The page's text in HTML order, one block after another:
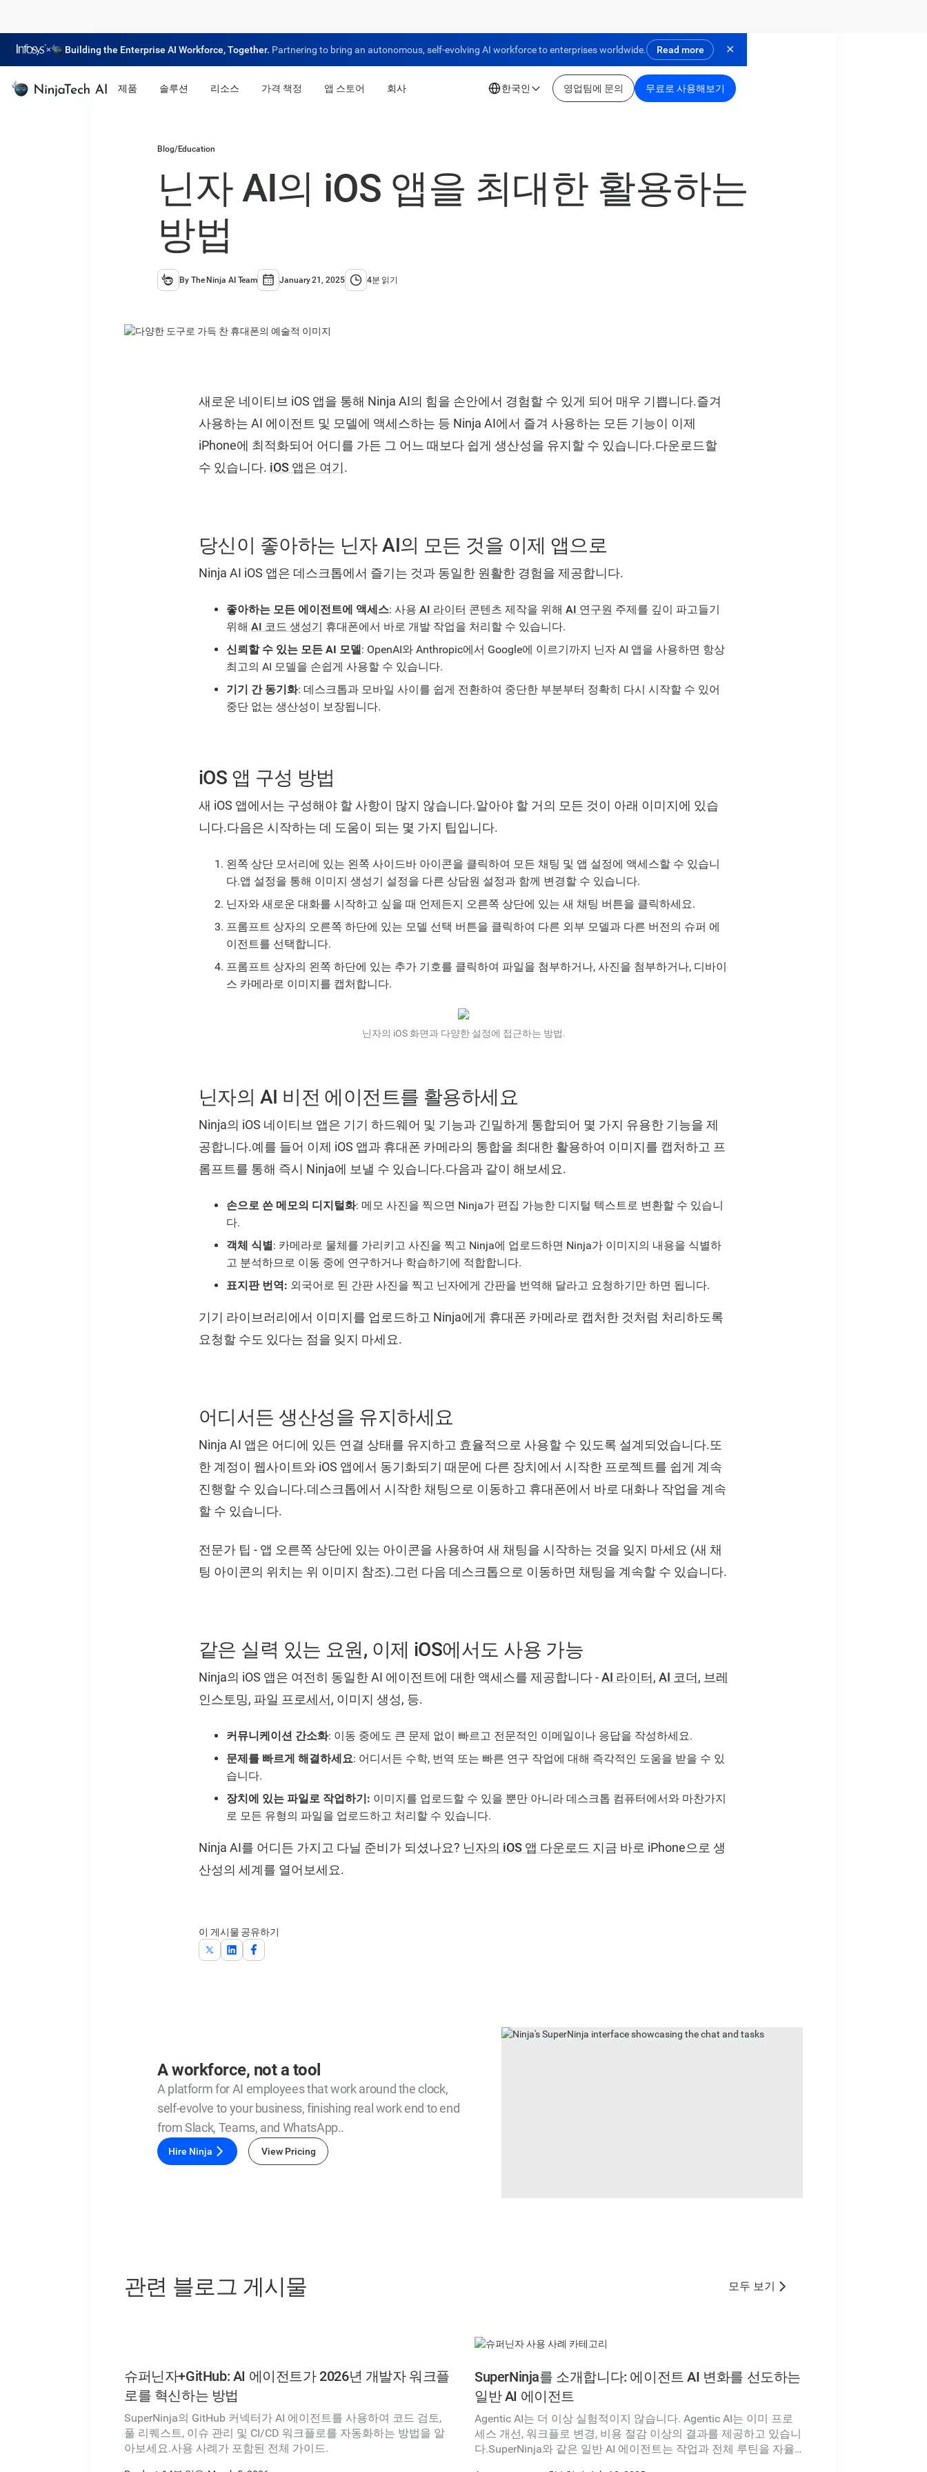
× Building the Enterprise AI Workforce, Together. Partnering to bring an autonomous, self-evolving AI workforce to enterprises worldwide. Read more ✕
제품 솔루션 리소스 가격 책정 앱 스토어 회사 한국인 영업팀에 문의 무료로 사용해보기
Blog/Education
닌자 AI의 iOS 앱을 최대한 활용하는
방법
By The Ninja AI Team January 21, 2025 4분 읽기
새로운 네이티브 iOS 앱을 통해 Ninja AI의 힘을 손안에서 경험할 수 있게 되어 매우 기쁩니다.즐겨
사용하는 AI 에이전트 및 모델에 액세스하는 등 Ninja AI에서 즐겨 사용하는 모든 기능이 이제
iPhone에 최적화되어 어디를 가든 그 어느 때보다 쉽게 생산성을 유지할 수 있습니다.다운로드할
수 있습니다. iOS 앱은 여기.
당신이 좋아하는 닌자 AI의 모든 것을 이제 앱으로
Ninja AI iOS 앱은 데스크톱에서 즐기는 것과 동일한 원활한 경험을 제공합니다.
좋아하는 모든 에이전트에 액세스: 사용 AI 라이터 콘텐츠 제작을 위해 AI 연구원 주제를 깊이 파고들기
위해 AI 코드 생성기 휴대폰에서 바로 개발 작업을 처리할 수 있습니다.
신뢰할 수 있는 모든 AI 모델: OpenAI와 Anthropic에서 Google에 이르기까지 닌자 AI 앱을 사용하면 항상
최고의 AI 모델을 손쉽게 사용할 수 있습니다.
기기 간 동기화: 데스크톱과 모바일 사이를 쉽게 전환하여 중단한 부분부터 정확히 다시 시작할 수 있어
중단 없는 생산성이 보장됩니다.
iOS 앱 구성 방법
새 iOS 앱에서는 구성해야 할 사항이 많지 않습니다.알아야 할 거의 모든 것이 아래 이미지에 있습
니다.다음은 시작하는 데 도움이 되는 몇 가지 팁입니다.
왼쪽 상단 모서리에 있는 왼쪽 사이드바 아이콘을 클릭하여 모든 채팅 및 앱 설정에 액세스할 수 있습니
다.앱 설정을 통해 이미지 생성기 설정을 다른 상담원 설정과 함께 변경할 수 있습니다.
닌자와 새로운 대화를 시작하고 싶을 때 언제든지 오른쪽 상단에 있는 새 채팅 버튼을 클릭하세요.
프롬프트 상자의 오른쪽 하단에 있는 모델 선택 버튼을 클릭하여 다른 외부 모델과 다른 버전의 슈퍼 에
이전트를 선택합니다.
프롬프트 상자의 왼쪽 하단에 있는 추가 기호를 클릭하여 파일을 첨부하거나, 사진을 첨부하거나, 디바이
스 카메라로 이미지를 캡처합니다.
닌자의 iOS 화면과 다양한 설정에 접근하는 방법.
닌자의 AI 비전 에이전트를 활용하세요
Ninja의 iOS 네이티브 앱은 기기 하드웨어 및 기능과 긴밀하게 통합되어 몇 가지 유용한 기능을 제
공합니다.예를 들어 이제 iOS 앱과 휴대폰 카메라의 통합을 최대한 활용하여 이미지를 캡처하고 프
롬프트를 통해 즉시 Ninja에 보낼 수 있습니다.다음과 같이 해보세요.
손으로 쓴 메모의 디지털화: 메모 사진을 찍으면 Ninja가 편집 가능한 디지털 텍스트로 변환할 수 있습니
다.
객체 식별: 카메라로 물체를 가리키고 사진을 찍고 Ninja에 업로드하면 Ninja가 이미지의 내용을 식별하
고 분석하므로 이동 중에 연구하거나 학습하기에 적합합니다.
표지판 번역: 외국어로 된 간판 사진을 찍고 닌자에게 간판을 번역해 달라고 요청하기만 하면 됩니다.
기기 라이브러리에서 이미지를 업로드하고 Ninja에게 휴대폰 카메라로 캡처한 것처럼 처리하도록
요청할 수도 있다는 점을 잊지 마세요.
어디서든 생산성을 유지하세요
Ninja AI 앱은 어디에 있든 연결 상태를 유지하고 효율적으로 사용할 수 있도록 설계되었습니다.또
한 계정이 웹사이트와 iOS 앱에서 동기화되기 때문에 다른 장치에서 시작한 프로젝트를 쉽게 계속
진행할 수 있습니다.데스크톱에서 시작한 채팅으로 이동하고 휴대폰에서 바로 대화나 작업을 계속
할 수 있습니다.
전문가 팁 - 앱 오른쪽 상단에 있는 아이콘을 사용하여 새 채팅을 시작하는 것을 잊지 마세요 (새 채
팅 아이콘의 위치는 위 이미지 참조).그런 다음 데스크톱으로 이동하면 채팅을 계속할 수 있습니다.
같은 실력 있는 요원, 이제 iOS에서도 사용 가능
Ninja의 iOS 앱은 여전히 동일한 AI 에이전트에 대한 액세스를 제공합니다 -AI 라이터, AI 코더, 브레
인스토밍, 파일 프로세서, 이미지 생성, 등.
커뮤니케이션 간소화: 이동 중에도 큰 문제 없이 빠르고 전문적인 이메일이나 응답을 작성하세요.
문제를 빠르게 해결하세요: 어디서든 수학, 번역 또는 빠른 연구 작업에 대해 즉각적인 도움을 받을 수 있
습니다.
장치에 있는 파일로 작업하기: 이미지를 업로드할 수 있을 뿐만 아니라 데스크톱 컴퓨터에서와 마찬가지
로 모든 유형의 파일을 업로드하고 처리할 수 있습니다.
Ninja AI를 어디든 가지고 다닐 준비가 되셨나요? 닌자의 iOS 앱 다운로드 지금 바로 iPhone으로 생
산성의 세계를 열어보세요.
이 게시물 공유하기
A workforce, not a tool
A platform for AI employees that work around the clock,
self-evolve to your business, finishing real work end to end
from Slack, Teams, and WhatsApp..
Hire Ninja View Pricing
관련 블로그 게시물 모두 보기
슈퍼닌자+GitHub: AI 에이전트가 2026년 개발자 워크플
로를 혁신하는 방법
SuperNinja의 GitHub 커넥터가 AI 에이전트를 사용하여 코드 검토,
풀 리퀘스트, 이슈 관리 및 CI/CD 워크플로를 자동화하는 방법을 알
아보세요.사용 사례가 포함된 전체 가이드.
SuperNinja를 소개합니다: 에이전트 AI 변화를 선도하는
일반 AI 에이전트
Agentic AI는 더 이상 실험적이지 않습니다. Agentic AI는 이미 프로
세스 개선, 워크플로 변경, 비용 절감 이상의 결과를 제공하고 있습니
다.SuperNinja와 같은 일반 AI 에이전트는 작업과 전체 루틴을 자율